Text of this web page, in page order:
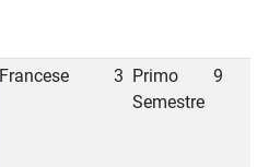
Francese 3 Primo
Semestre
9